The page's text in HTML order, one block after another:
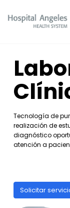
Tecnología de
realización de
diagnóstico
atención a
Solicitar